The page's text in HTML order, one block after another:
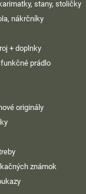
stany, stoličky
nákrčníky
+ doplnky
prádlo
originály
známok